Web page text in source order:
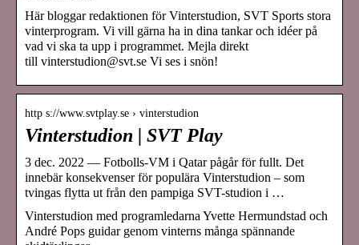
Här bloggar redaktionen för Vinterstudion, SVT Sports stora
vinterprogram. Vi vill gärna ha in dina tankar och idéer på
vad vi ska ta upp i programmet. Mejla direkt
till vinterstudion@svt.se Vi ses i snön!
http s://www.svtplay.se › vinterstudion
Vinterstudion | SVT Play
3 dec. 2022 — Fotbolls-VM i Qatar pågår för fullt. Det
innebär konsekvenser för populära Vinterstudion – som
tvingas flytta ut från den pampiga SVT-studion i …
Vinterstudion med programledarna Yvette Hermundstad och
André Pops guidar genom vinterns många spännande